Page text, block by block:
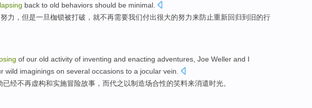
lapsing back to old behaviors should be minimal.
努力 ， 但是一旦枷锁被打破，就不再需要我们付出很大的努力来防止重新回归到 旧的行
of our old activity of inventing and enacting adventures Joe Weller and I
wild imaginings on several occasions to a jocular vein.
已经不再虚构和实施冒险故事 ，而代之 以制造场合性的笑料来消遣时光。